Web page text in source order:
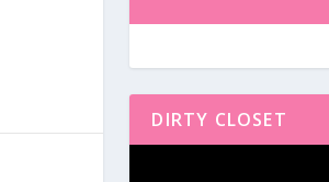
DIRTY CLOSET